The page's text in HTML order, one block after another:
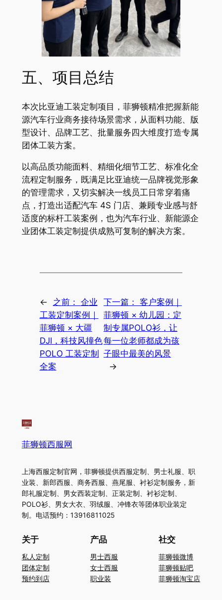
五、项目总结
本次比亚迪工装定制项目，菲狮顿精准把握新能
源汽车行业商务接待场景需求，从面料功能、版
型设计、品牌工艺、批量服务四大维度打造专属
团体工装方案。
以高品质功能面料、精细化细节工艺、标准化全
流程定制服务，既满足比亚迪统一品牌视觉形象
的管理需求，又切实解决一线员工日常穿着痛
点，打造出适配汽车 4S 门店、兼顾专业感与舒
适度的标杆工装案例，也为汽车行业、新能源企
业团体工装定制提供成熟可复制的解决方案。
← 之前： 企业
工装定制案例｜
菲狮顿 × 大疆
DJI，科技风撞色
POLO 工装定制
全案
下一篇： 客户案例｜
菲狮顿 × 幼儿园：定
制专属POLO衫，让
每一位老师都成为孩
子眼中最美的风景
→
菲狮顿西服网
上海西服定制官网，菲狮顿提供西服定制、男士礼服、职
业装、新郎西服、商务西服、燕尾服、衬衫定制服务，新
郎礼服定制、男女西装定制、正装定制、衬衫定制、
POLO衫、男女大衣、羽绒服、冲锋衣等团体职业装定
制。电话预约：13916811025
关于
私人定制
团体定制
预约到店
产品
男士西服
女士西服
职业装
社交
菲狮顿微博
菲狮顿贴吧
菲狮顿淘宝店